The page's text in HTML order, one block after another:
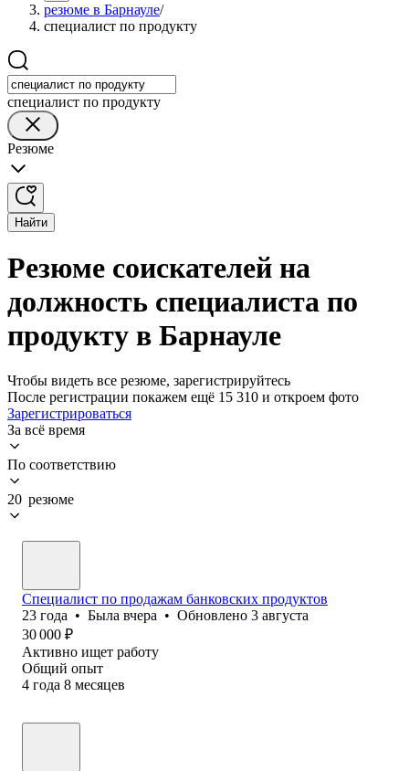
резюме в Барнауле/
специалист по продукту
специалист по продукту
Резюме
Найти
Резюме соискателей на
должность специалиста по
продукту в Барнауле
Чтобы видеть все резюме, зарегистрируйтесь
После регистрации покажем ещё 15 310 и откроем фото
Зарегистрироваться
За всё время
По соответствию
20 резюме
Специалист по продажам банковских продуктов
23 года • Была вчера • Обновлено 3 августа
30 000 ₽
Активно ищет работу
Общий опыт
4 года 8 месяцев